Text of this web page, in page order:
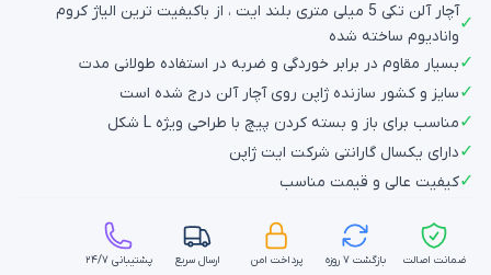
✓
آچار آلن تکی 5 میلی متری بلند ایت ، از باکیفیت ترین الیاژ کروم
وانادیوم ساخته شده
✓بسیار مقاوم در برابر خوردگی و ضربه در استفاده طولانی مدت
✓سایز و کشور سازنده ژاپن روی آچار آلن درج شده است
✓مناسب برای باز و بسته کردن پیچ با طراحی ویژه L شکل
✓دارای یکسال گارانتی شرکت ایت ژاپن
✓کیفیت عالی و قیمت مناسب
ضمانت اصالت بازگشت ۷ روزه پرداخت امن ارسال سریع پشتیبانی ۲۴/۷